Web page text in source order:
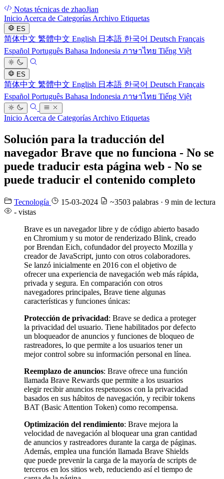
Notas técnicas de zhaoJian
Inicio Acerca de Categorías Archivo Etiquetas
ES
简体中文 繁體中文 English 日本語 한국어 Deutsch Français
Español Português Bahasa Indonesia ภาษาไทย Tiếng Việt
ES
简体中文 繁體中文 English 日本語 한국어 Deutsch Français
Español Português Bahasa Indonesia ภาษาไทย Tiếng Việt
Inicio Acerca de Categorías Archivo Etiquetas
Solución para la traducción del
navegador Brave que no funciona - No se
puede traducir esta página web - No se
puede traducir el contenido completo
Tecnología 15-03-2024
~3503 palabras · 9 min de lectura
- vistas
Brave es un navegador libre y de código abierto basado
en Chromium y su motor de renderizado Blink, creado
por Brendan Eich, cofundador del proyecto Mozilla y
creador de JavaScript, junto con otros colaboradores.
Se lanzó inicialmente en 2016 con el objetivo de
ofrecer una experiencia de navegación web más rápida,
privada y segura. En comparación con otros
navegadores principales, Brave tiene algunas
características y funciones únicas:
Protección de privacidad: Brave se dedica a proteger
la privacidad del usuario. Tiene habilitados por defecto
un bloqueador de anuncios y funciones de bloqueo de
rastreadores, lo que permite a los usuarios tener un
mejor control sobre su información personal en línea.
Reemplazo de anuncios: Brave ofrece una función
llamada Brave Rewards que permite a los usuarios
elegir recibir anuncios respetuosos con la privacidad
basados en sus hábitos de navegación, y recibir tokens
BAT (Basic Attention Token) como recompensa.
Optimización del rendimiento: Brave mejora la
velocidad de navegación al bloquear una gran cantidad
de anuncios y rastreadores durante la carga de páginas.
Además, emplea una función llamada Brave Shields
que puede prevenir la carga de la mayoría de scripts de
terceros en los sitios web, reduciendo así el tiempo de